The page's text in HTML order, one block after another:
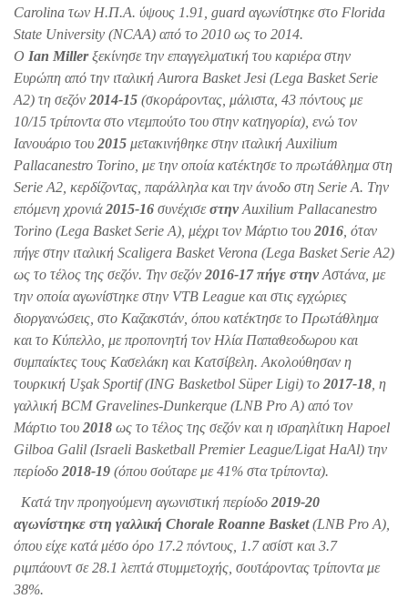
Carolina των Η.Π.Α. ύψους 1.91, guard αγωνίστηκε στο Florida
State University (ΝCAA) από το 2010 ως το 2014.
Ο Ian Millerξεκίνησε την επαγγελματική του καριέρα στην
Ευρώπη από την ιταλική Aurora Basket Jesi (Lega Basket Serie
A2) τη σεζόν 2014-15 (σκοράροντας, μάλιστα, 43 πόντους με
10/15 τρίποντα στο ντεμπούτο του στην κατηγορία), ενώ τον
Ιανουάριο του 2015 μετακινήθηκε στην ιταλική Auxilium
Pallacanestro Torino, με την οποία κατέκτησε το πρωτάθλημα στη
Serie A2, κερδίζοντας, παράλληλα και την άνοδο στη Serie A. Tην
επόμενη χρονιά2015-16 συνέχισεστηνAuxilium Pallacanestro
Torino (Lega Basket Serie A), μέχρι τον Μάρτιο του 2016 , όταν
πήγε στην ιταλική Scaligera Basket Verona (Lega Basket Serie A2)
ως το τέλος της σεζόν. Την σεζόν 2016-17 πήγε στηνΑστάνα, με
την οποία αγωνίστηκε στην VTB League και στις εγχώριες
διοργανώσεις, στο Καζακστάν, όπου κατέκτησε το Πρωτάθλημα
και το Κύπελλο, με προπονητή τον Ηλία Παπαθεοδωρου και
συμπαίκτες τους Κασελάκη και Κατσίβελη. Ακολούθησαν η
τουρκική Uşak Sportif (ING Basketbol Süper Ligi) το 2017-18 , η
γαλλική BCM Gravelines-Dunkerque (LNB Pro A) από τον
Μάρτιο του 2018 ως το τέλος της σεζόν και η ισραηλίτικη Hapoel
Gilboa Galil (Israeli Basketball Premier League/Ligat HaAl) την
περίοδο 2018-19 (όπου σούταρε με 41% στα τρίποντα).
Κατά την προηγούμενη αγωνιστική περίοδο 2019-20
αγωνίστηκε στη γαλλική Chorale Roanne Basket(LNB Pro A),
όπου είχε κατά μέσο όρο 17.2 πόντους, 1.7 ασίστ και 3.7
ριμπάουντ σε 28.1 λεπτά στυμμετοχής, σουτάροντας τρίποντα με
38%.